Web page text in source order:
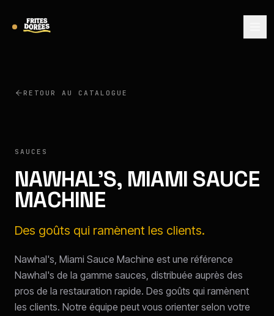
RETOUR AU CATALOGUE
SAUCES
NAWHAL'S, MIAMI SAUCE
MACHINE
Des goûts qui ramènent les clients.
Nawhal's, Miami Sauce Machine est une référence
Nawhal's de la gamme sauces, distribuée auprès des
pros de la restauration rapide. Des goûts qui ramènent
les clients. Notre équipe peut vous orienter selon votre